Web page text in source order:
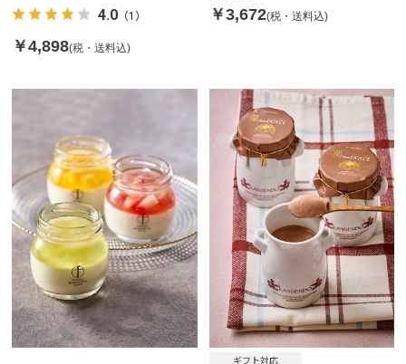
4.0 （1）
￥4,898(税・送料込)
￥3,672(税・送料込)
ギフト対応